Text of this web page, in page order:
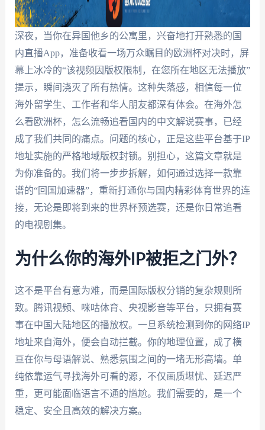
深夜，当你在异国他乡的公寓里，兴奋地打开熟悉的国
内直播App，准备收看一场万众瞩目的欧洲杯对决时，屏
幕上冰冷的“该视频因版权限制，在您所在地区无法播放”
提示，瞬间浇灭了所有热情。这种失落感，相信每一位
海外留学生、工作者和华人朋友都深有体会。在海外怎
么看欧洲杯，怎么流畅追看国内的中文解说赛事，已经
成了我们共同的痛点。问题的核心，正是这些平台基于IP
地址实施的严格地域版权封锁。别担心，这篇文章就是
为你准备的。我们将一步步拆解，如何通过选择一款靠
谱的“回国加速器”，重新打通你与国内精彩体育世界的连
接，无论是即将到来的世界杯预选赛，还是你日常追看
的电视剧集。
为什么你的海外IP被拒之门外？
这不是平台有意为难，而是国际版权分销的复杂规则所
致。腾讯视频、咪咕体育、央视影音等平台，只拥有赛
事在中国大陆地区的播放权。一旦系统检测到你的网络IP
地址来自海外，便会自动拦截。你的地理位置，成了横
亘在你与母语解说、熟悉氛围之间的一堵无形高墙。单
纯依靠运气寻找海外可看的源，不仅画质堪忧、延迟严
重，更可能面临语言不通的尴尬。我们需要的，是一个
稳定、安全且高效的解决方案。